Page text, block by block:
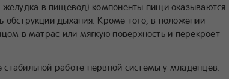
в пищевод) компоненты пищи оказываются
обструкции дыхания. Кроме того, в положении
в матрас или мягкую поверхность и перекроет
стабильной работе нервной системы у младенцев.